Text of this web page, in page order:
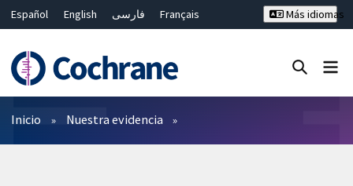
Español English فارسی
Français
Bahasa Malaysia
ไทย 繁體中文
Más idiomas
Filtros
Inicio Nuestra evidencia